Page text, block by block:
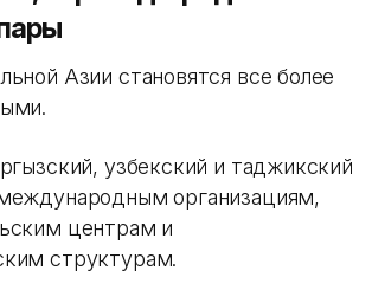
Азии становятся все более
узбекский и таджикский
организациям,
центрам и
структурам.